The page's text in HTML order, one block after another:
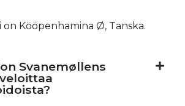
on Kööpenhamina Ø, Tanska.
Svanemøllens